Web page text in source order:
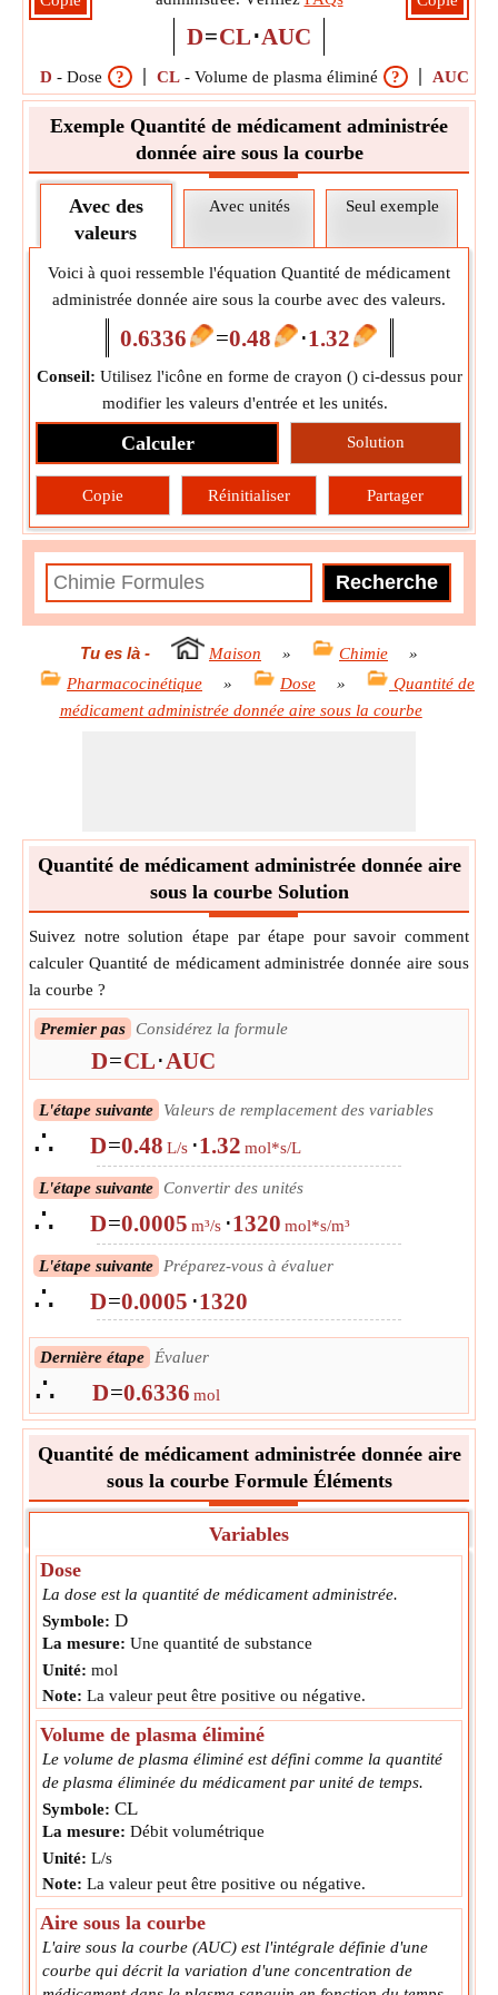
D=CL⋅AUC
D - Dose ? CL - Volume de plasma éliminé ? AUC
Exemple Quantité de médicament administrée
donnée aire sous la courbe
Avec des
valeurs
Avec unités Seul exemple
Voici à quoi ressemble l'équation Quantité de médicament
administrée donnée aire sous la courbe avec des valeurs.
0.6336 =0.48 ⋅1.32
Conseil: Utilisez l'icône en forme de crayon () ci-dessus pour
modifier les valeurs d'entrée et les unités.
Calculer Solution
Copie Réinitialiser Partager
Tu es là - Maison » Chimie
»
Pharmacocinétique
» Dose »
Quantité de
médicament administrée donnée aire sous la courbe
Quantité de médicament administrée donnée aire
sous la courbe Solution
Suivez notre solution étape par étape pour savoir comment
calculer Quantité de médicament administrée donnée aire sous
la courbe ?
Premier pas Considérez la formule
D=CL⋅AUC
L'étape suivante Valeurs de remplacement des variables
∴ D=0.48 L/s ⋅1.32 mol*s/L
L'étape suivante Convertir des unités
∴ D=0.0005 m³/s ⋅1320 mol*s/m³
L'étape suivante Préparez-vous à évaluer
∴ D=0.0005 ⋅1320
Dernière étape Évaluer
∴ D=0.6336 mol
Quantité de médicament administrée donnée aire
sous la courbe Formule Éléments
Variables
Dose
La dose est la quantité de médicament administrée.
Symbole: D
La mesure: Une quantité de substance
Unité: mol
Note: La valeur peut être positive ou négative.
Volume de plasma éliminé
Le volume de plasma éliminé est défini comme la quantité
de plasma éliminée du médicament par unité de temps.
Symbole: CL
La mesure: Débit volumétrique
Unité: L/s
Note: La valeur peut être positive ou négative.
Aire sous la courbe
L'aire sous la courbe (AUC) est l'intégrale définie d'une
courbe qui décrit la variation d'une concentration de